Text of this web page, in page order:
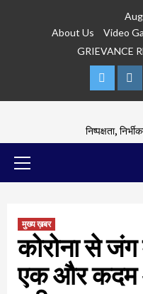
About Us
Video
GRIEVANCE
Twitter
निष्पक्षता,
Primary
मुख्य ख़बर
कोरोना से जंग
एक और कदम